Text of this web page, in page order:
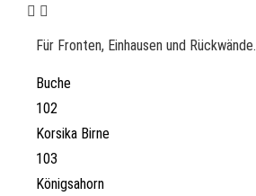
Für Fronten, Einhausen und Rückwände.
Buche
102
Korsika Birne
103
Königsahorn